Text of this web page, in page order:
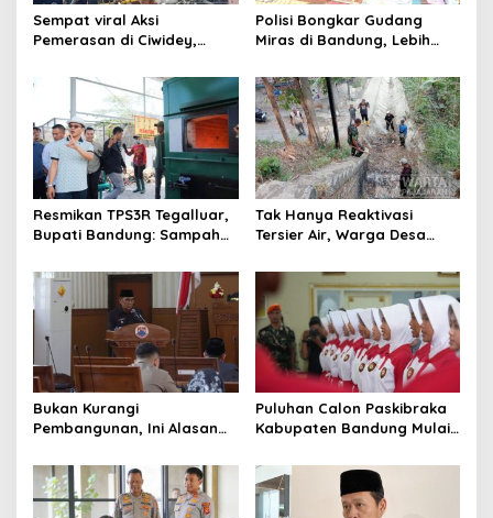
Sempat viral Aksi
Pemerasan di Ciwidey,
Pelaku
Polisi Bongkar Gudang
Miras di Bandung, Lebih
Resmikan TPS3R Tegalluar,
Bupati Bandung: Sampah
Pemerintah
Tak Hanya Reaktivasi
Tersier Air, Warga Desa
Alternatif di Padalarang
Bukan Kurangi
Pembangunan, Ini Alasan
Pengurangan Belanja
Daerah
Puluhan Calon Paskibraka
Kabupaten Bandung Mulai